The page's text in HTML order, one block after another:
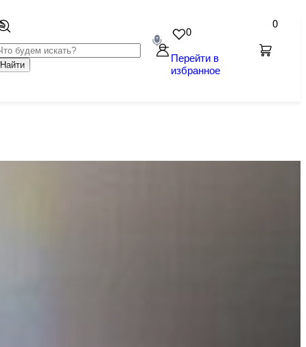
Найти
0
Перейти в
избранное
0